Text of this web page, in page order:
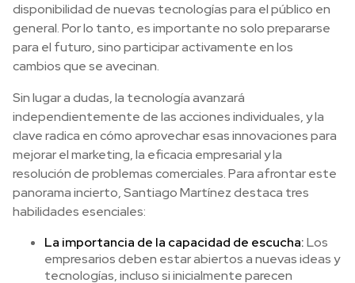
disponibilidad de nuevas tecnologías para el público en
general. Por lo tanto, es importante no solo prepararse
para el futuro, sino participar activamente en los
cambios que se avecinan.
Sin lugar a dudas, la tecnología avanzará
independientemente de las acciones individuales, y la
clave radica en cómo aprovechar esas innovaciones para
mejorar el marketing, la eficacia empresarial y la
resolución de problemas comerciales. Para afrontar este
panorama incierto, Santiago Martínez destaca tres
habilidades esenciales:
La importancia de la capacidad de escucha:Los
empresarios deben estar abiertos a nuevas ideas y
tecnologías, incluso si inicialmente parecen